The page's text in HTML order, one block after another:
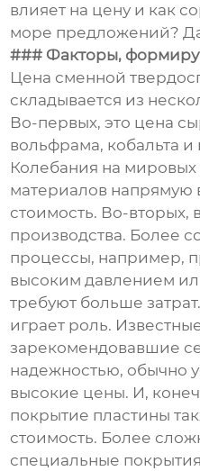
влияет на цену и как
море предложений?
### Факторы,
Цена сменной
складывается из
Во-первых, это цена
вольфрама, кобальта и
Колебания на мировых
материалов напрямую
стоимость. Во-вторых,
производства. Более
процессы, например,
высоким давлением
требуют больше
играет роль.
зарекомендовавшие
надежностью, обычно
высокие цены. И,
покрытие пластины
стоимость. Более
специальные